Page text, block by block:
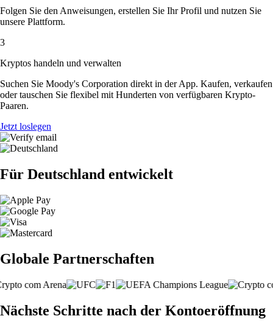
Folgen Sie den Anweisungen, erstellen Sie Ihr Profil und nutzen Sie
unsere Plattform.
3
Kryptos handeln und verwalten
Suchen Sie Moody's Corporation direkt in der App. Kaufen, verkaufen
oder tauschen Sie flexibel mit Hunderten von verfügbaren Krypto-
Paaren.
Jetzt loslegen
Für Deutschland entwickelt
Globale Partnerschaften
Nächste Schritte nach der Kontoeröffnung